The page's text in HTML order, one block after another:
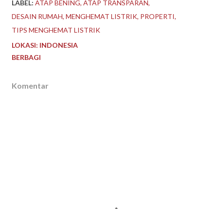
LABEL: ATAP BENING ATAP TRANSPARAN
DESAIN RUMAH MENGHEMAT LISTRIK PROPERTI
TIPS MENGHEMAT LISTRIK
LOKASI: INDONESIA
BERBAGI
Komentar